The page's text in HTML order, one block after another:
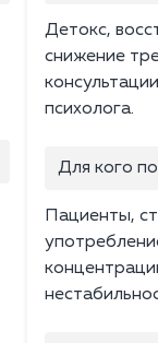
Детокс,
снижение
психолога.
Для кого
Пациенты,